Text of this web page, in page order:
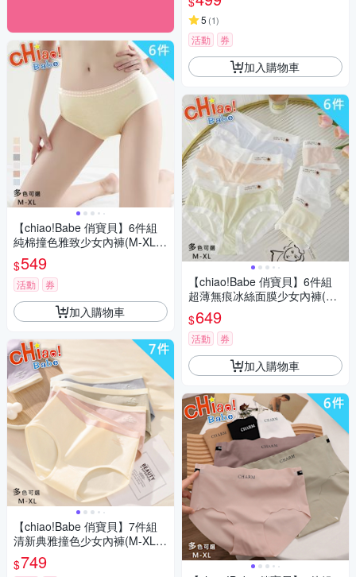
【chiao!Babe 俏寶貝】6件組
純棉撞色雅致少女內褲(M-XL/
學生/少女/兒童/6色)
$549
活動 券
加入購物車
【chiao!Babe 俏寶貝】7件組
清新典雅撞色少女內褲(M-XL/
學生/少女/兒童/7色)
$749
5 (1)
活動 券
加入購物車
【chiao!Babe 俏寶貝】6件組
超薄無痕冰絲面膜少女內褲(M-
XL/學生/少女/兒童/6色)
$649
活動 券
加入購物車